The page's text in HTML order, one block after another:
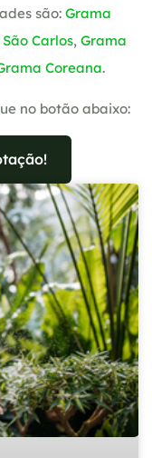
são: Grama
Carlos, Grama
Coreana.
no botão abaixo: